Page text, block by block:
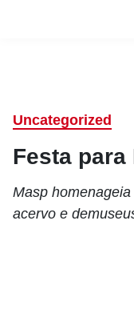
Uncategorized
Festa para
Masp
acervo e